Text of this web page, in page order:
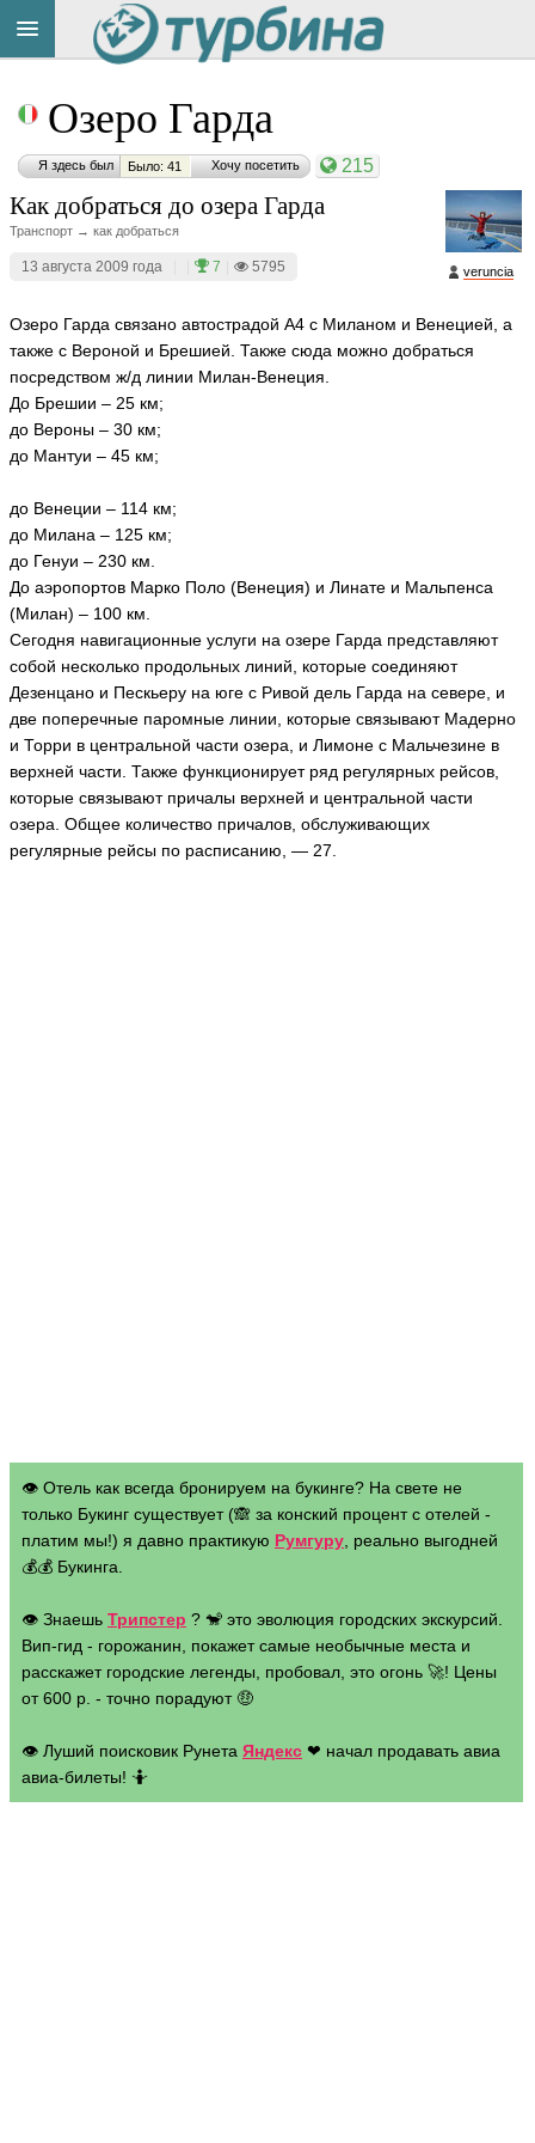
Озеро Гарда
Я здесь был Было: 41 Хочу посетить 215
veruncia
Как добраться до озера Гарда
Транспорт → как добраться
13 августа 2009 года 7 5795
Озеро Гарда связано автострадой А4 с Миланом и Венецией, а
также с Вероной и Брешией. Также сюда можно добраться
посредством ж/д линии Милан-Венеция.
До Брешии – 25 км;
до Вероны – 30 км;
до Мантуи – 45 км;
до Венеции – 114 км;
до Милана – 125 км;
до Генуи – 230 км.
До аэропортов Марко Поло (Венеция) и Линате и Мальпенса
(Милан) – 100 км.
Сегодня навигационные услуги на озере Гарда представляют
собой несколько продольных линий, которые соединяют
Дезенцано и Пескьеру на юге с Ривой дель Гарда на севере, и
две поперечные паромные линии, которые связывают Мадерно
и Торри в центральной части озера, и Лимоне с Мальчезине в
верхней части. Также функционирует ряд регулярных рейсов,
которые связывают причалы верхней и центральной части
озера. Общее количество причалов, обслуживающих
регулярные рейсы по расписанию, — 27.
👁 Отель как всегда бронируем на букинге? На свете не
только Букинг существует (🙈 за конский процент с отелей -
платим мы!) я давно практикую Румгуру , реально выгодней
💰💰 Букинга.
👁 Знаешь Трипстер ? 🐒 это эволюция городских экскурсий.
Вип-гид - горожанин, покажет самые необычные места и
расскажет городские легенды, пробовал, это огонь 🚀! Цены
от 600 р. - точно порадуют 🤑
👁 Луший поисковик Рунета Яндекс ❤ начал продавать авиа
авиа-билеты! 🤷
на
сайте: